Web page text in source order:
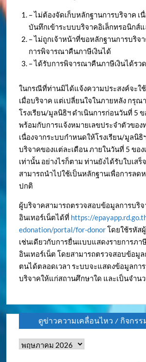
– ไม่ต้องจัดเก็บหลักฐานการบริจาค เ
บันทึกเข้าระบบบริจาคอิเล็กทรอนิกส์
– ไม่ถูกเจ้าหน้าที่ขอหลักฐานการบริจ
การพิจารณาคืนภาษีเงินได้
– ได้รับการพิจารณาคืนภาษีเงินได้รว
ในกรณีที่ท่านมิได้แจ้งความประสงค์จะใ
เมื่อบริจาค แต่เปลี่ยนใจในภายหลัง กรุณ
โรงเรียน/มูลนิธิฯ ดำเนินการก่อนวันที่ 5
พร้อมกับการแจ้งหมายเลขประจำตัวขอ
เนื่องจากระบบกำหนดให้โรงเรียน/มูลนิ
บริจาคของแต่ละเดือน ภายในวันที่ 5 ขอ
เท่านั้น อย่างไรก็ตาม ท่านยังได้รับใบเสร็
สามารถนำไปใช้เป็นหลักฐานเพื่อการล
ปกติ
ผู้บริจาคสามารถตรวจสอบข้อมูลการบริจ
อินเทอร์เน็ตได้ที่ https://
edonation/portal/for-donorโดยใช้รหัส
เช่นเดียวกับการยื่นแบบแสดงรายการภา
อินเทอร์เน็ต โดยสามารถตรวจสอบข้อมู
ตนได้ตลอดเวลา ระบบจะแสดงข้อมูลกา
บริจาคให้แก่สถานศึกษาใด และเป็นจำนว
ดูข่าวความเคลื่อนไหว / กิจกรร
ดู